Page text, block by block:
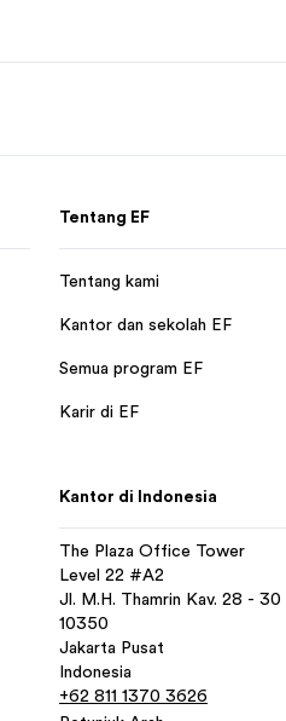
Tentang EF
Tentang kami
Kantor dan sekolah EF
Semua program EF
Karir di EF
Kantor di Indonesia
The Plaza Office Tower
Level 22 #A2
Jl. M.H. Thamrin Kav. 28 - 30
10350
Jakarta Pusat
Indonesia
+62 811 1370 3626